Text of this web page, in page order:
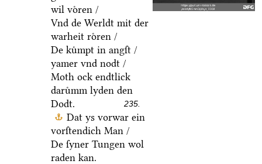
wil voͤren /
Vnd de Werldt mit der
warheit roͤren /
De kuͤmpt in angſt /
yamer vnd nodt /
Moth ock endtlick
daruͤmm lyden den
Dodt.
235.
Dat ys vorwar ein
vorſtendich Man /
De ſyner Tungen wol
raden kan.